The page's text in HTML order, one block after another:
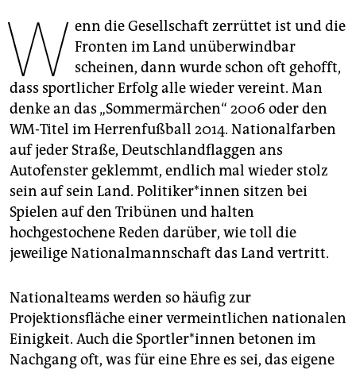
genossenschaft
epaper login
W enn die Gesellschaft zerrüttet ist und die
Fronten im Land unüberwindbar
scheinen, dann wurde schon oft gehofft,
dass sportlicher Erfolg alle wieder vereint. Man
denke an das „Sommermärchen“ 2006 oder den
WM-Titel im Herrenfußball 2014. Nationalfarben
auf jeder Straße, Deutschlandflaggen ans
Autofenster geklemmt, endlich mal wieder stolz
sein auf sein Land. Po­li­ti­ke­r*in­nen sitzen bei
Spielen auf den Tribünen und halten
hochgestochene Reden darüber, wie toll die
jeweilige Na­tio­nalmannschaft das Land vertritt.
Nationalteams werden so häufig zur
Projektionsfläche einer vermeintlichen nationalen
Einigkeit. Auch die Sport­le­r*in­nen betonen im
Nachgang oft, was für eine Ehre es sei, das eigene